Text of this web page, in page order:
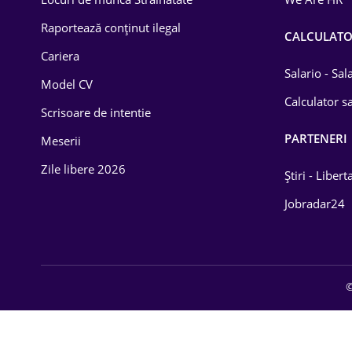
Educație / Training
Energetică
Farma
Raportează conținut ilegal
Cariera
Model CV
Scrisoare de intentie
Meserii
Zile libere 2026
Salario -
Calculator
PARTENERI
Știri -
Jobradar24